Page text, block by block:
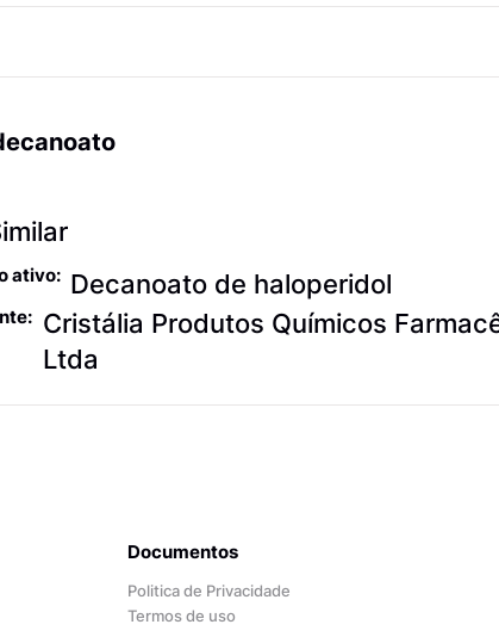
Cristália Produtos Químicos
Ltda
ativo: Decanoato de haloperidol
Documentos
Politica de Privacidade
Termos de uso